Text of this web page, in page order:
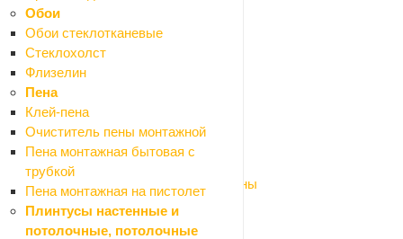
Обои
Обои стеклотканевые
Стеклохолст
Флизелин
Пена
Клей-пена
Очиститель пены монтажной
Пена монтажная бытовая с
трубкой
Пена монтажная на пистолет
Плинтусы настенные и
потолочные, потолочные
Отвертки аккумуляторные
Перфораторы
Пилы
Плиткорезы дисковые ручные
Пылесосы строительные
Рубанки эл.
Сварочные аппараты
Фены технические (строительные)
Фрезеры
Шлифмашины и полировальные машины
Штроборезы
Шуруповерты